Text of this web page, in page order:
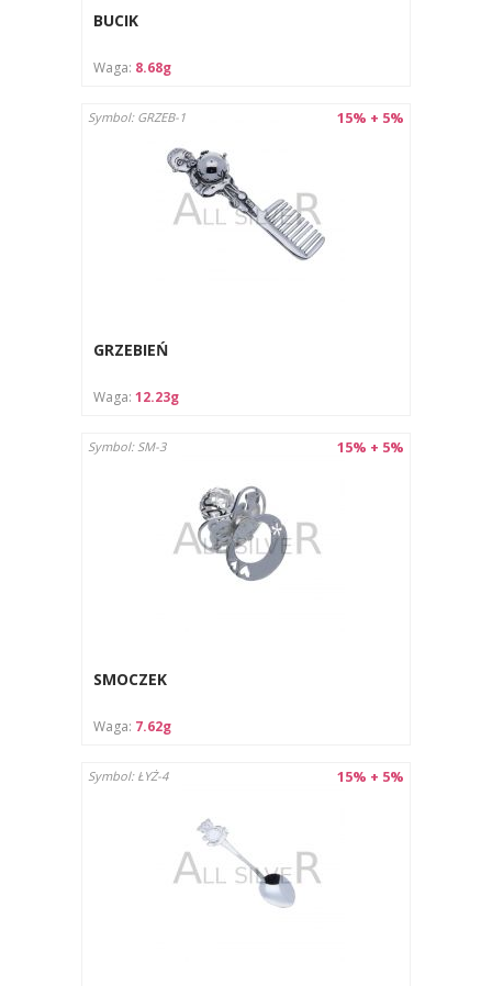
BUCIK
Waga: 8.68g
15% + 5%
Symbol: GRZEB-1
GRZEBIEŃ
Waga: 12.23g
15% + 5%
Symbol: SM-3
SMOCZEK
Waga: 7.62g
15% + 5%
Symbol: ŁYŻ-4